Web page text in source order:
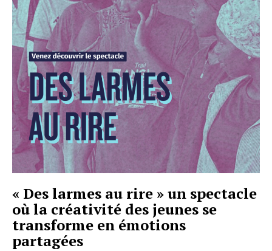
« Des larmes au rire » un spectacle
où la créativité des jeunes se
transforme en émotions
partagées